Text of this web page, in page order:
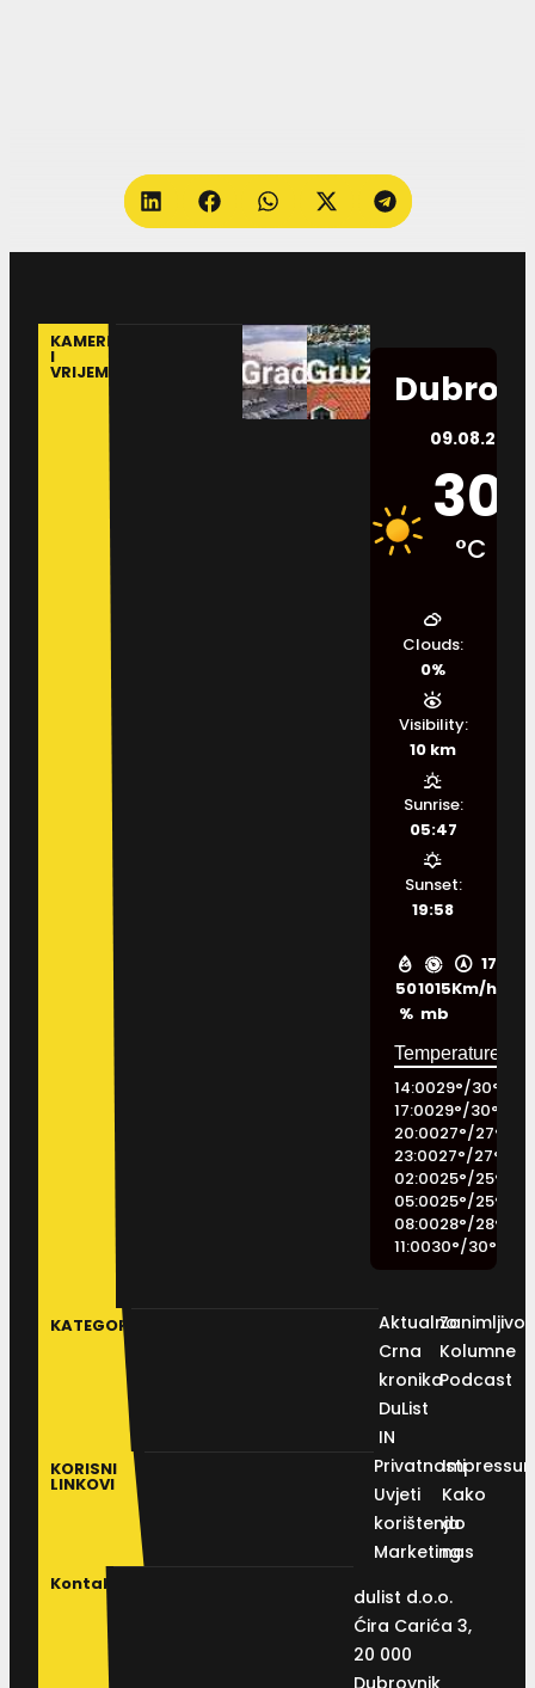
KAMERE
I
VRIJEME
09.08.2026.
30
°C
50
%
1015
mb
17
Km/h
Clouds:
0%
Visibility:
10 km
Sunrise:
05:47
Sunset:
19:58
14:0029°/30°
17:0029°/30°
20:0027°/27°
23:0027°/27°
02:0025°/25°
05:0025°/25°
08:0028°/28°
11:0030°/30°
KATEGORIJE
Aktualno
Crna
kronika
DuList
IN
Kolumne
Podcast
KORISNI
LINKOVI
Privatnosti
Uvjeti
korištenja
Marketing
Kako
do
nas
Kontakt
dulist d.o.o.
Ćira Carića 3,
20 000
Dubrovnik